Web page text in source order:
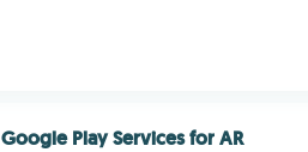
Google Play Services for AR